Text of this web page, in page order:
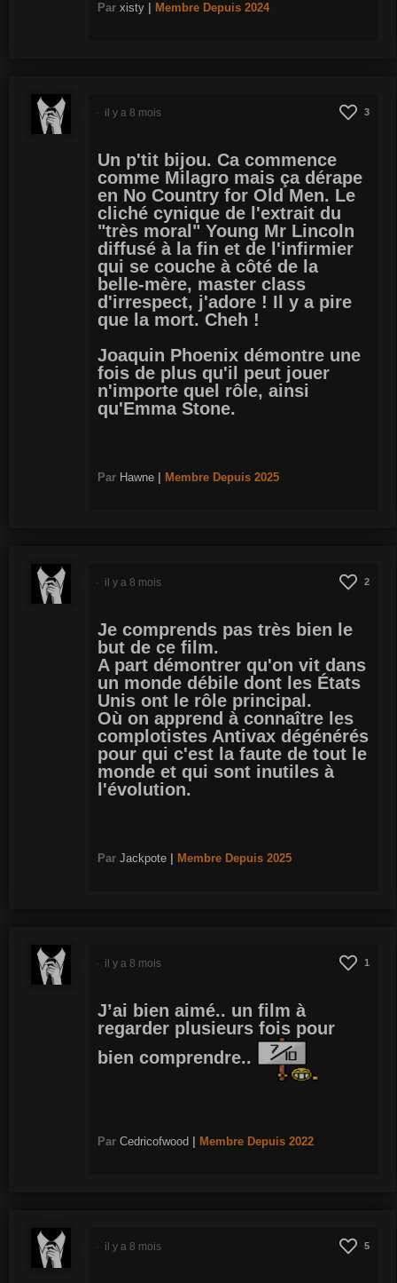
Par xisty Membre Depuis 2024
3
Un p'tit bijou. Ca commence
comme Milagro mais ça dérape
en No Country for Old Men. Le
cliché cynique de l'extrait du
"très moral" Young Mr Lincoln
diffusé à la fin et de l'infirmier
qui se couche à côté de la
belle-mère, master class
d'irrespect, j'adore ! Il y a pire
que la mort. Cheh !
Joaquin Phoenix démontre une
fois de plus qu'il peut jouer
n'importe quel rôle, ainsi
qu'Emma Stone.
Par Hawne Membre Depuis 2025
il y a 8 mois
2
Je comprends pas très bien le
but de ce film.
A part démontrer qu'on vit dans
un monde débile dont les États
Unis ont le rôle principal.
Où on apprend à connaître les
complotistes Antivax dégénérés
pour qui c'est la faute de tout le
monde et qui sont inutiles à
l'évolution.
Par Jackpote Membre Depuis 2025
il y a 8 mois
1
J’ai bien aimé.. un film à
regarder plusieurs fois pour
bien comprendre..
Par Cedricofwood Membre Depuis 2022
il y a 8 mois
5
il y a 8 mois